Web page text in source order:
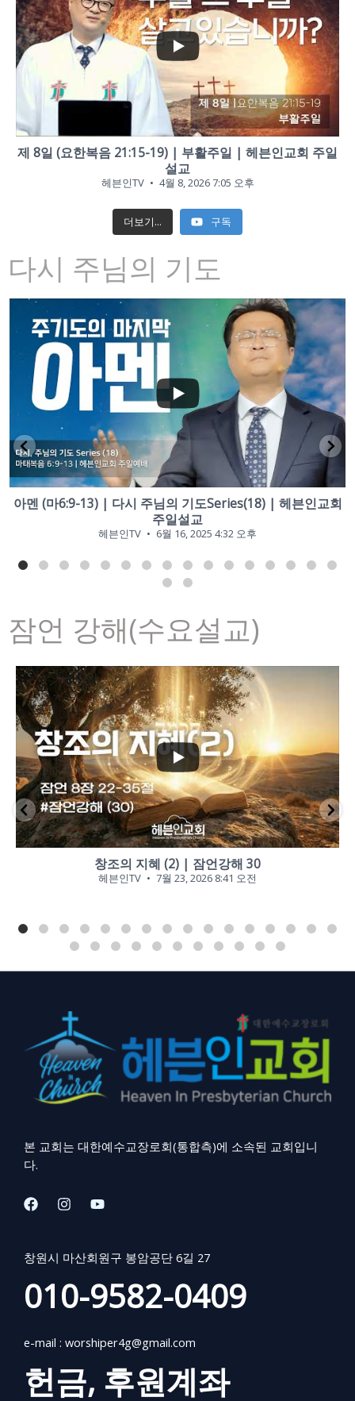
...
제 8일 (요한복음 21:15-19) | 부활주일 | 헤븐인교회 주일
설교
헤븐인TV 4월 8, 2026 7:05 오후
더보기... 구독
다시 주님의 기도
...
아멘 (마6:9-13) | 다시 주님의 기도Series(18) | 헤븐인교회
주일설교
헤븐인TV 6월 16, 2025 4:32 오후
YouTube Video
잠언 강해(수요설교)
...
0 0
창조의 지혜 (2) | 잠언강해 30
헤븐인TV 7월 23, 2026 8:41 오전
YouTube Video
본 교회는 대한예수교장로회(통합측)에 소속된 교회입니
다.
창원시 마산회원구 봉암공단 6길 27
010-9582-0409
e-mail : worshiper4g@gmail.com
헌금, 후원계좌